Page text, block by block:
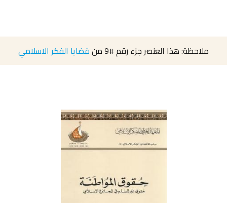
ملاحظة: هذا العنصر جزء رقم#9 منقضايا الفكر الاسلامي